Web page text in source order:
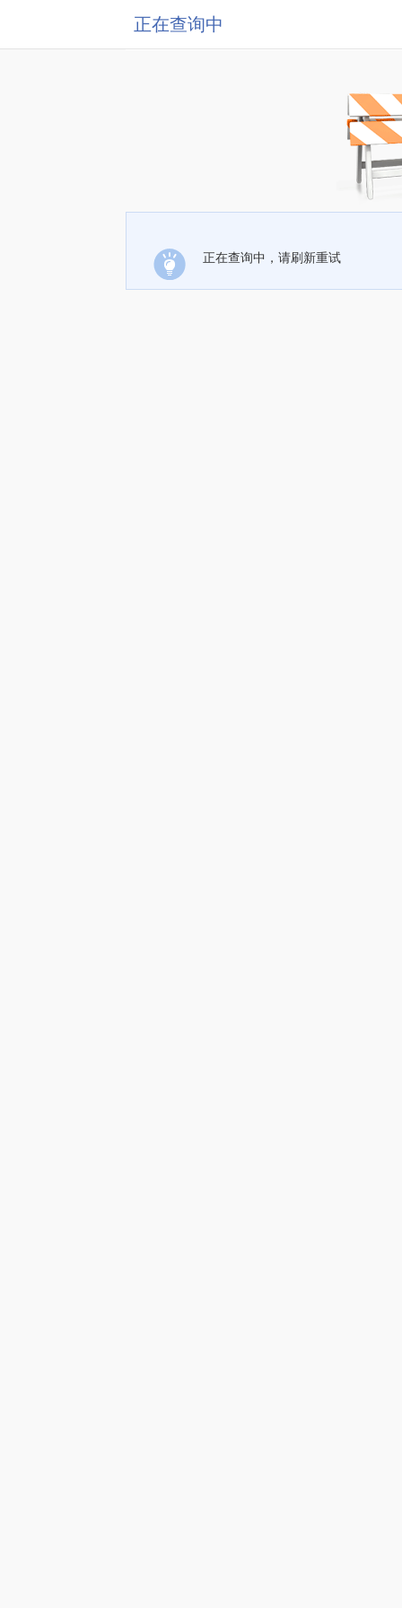
正在查询中
正在查询中，请刷新重试